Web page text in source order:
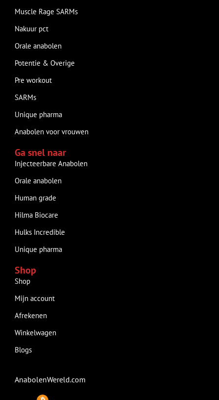
Muscle Rage SARMs
Nakuur pct
Orale anabolen
Potentie & Overige
Pre workout
SARMs
Unique pharma
Anabolen voor vrouwen
Ga snel naar
Injecteerbare Anabolen
Orale anabolen
Human grade
Hilma Biocare
Hulks Incredible
Unique pharma
Shop
Shop
Mijn account
Afrekenen
Winkelwagen
Blogs
AnabolenWereld.com